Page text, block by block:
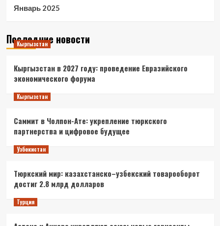
Январь 2025
Последние новости
Кыргызстан
Кыргызстан в 2027 году: проведение Евразийского
экономического форума
Кыргызстан
Саммит в Чолпон-Ате: укрепление тюркского
партнерства и цифровое будущее
Узбекистан
Тюркский мир: казахстанско–узбекский товарооборот
достиг 2.8 млрд долларов
Турция